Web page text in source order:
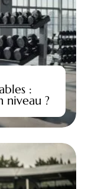
:
niveau ?